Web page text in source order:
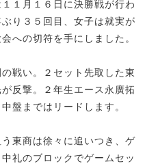
１月１６日に決勝戦が行わ
り３５回目、女子は就実が
への切符を手にしました。
戦い。２セット先取した東
反撃。２年生エース永廣拓
盤まではリードします。
東商は徐々に追いつき、ゲ
礼のブロックでゲームセッ